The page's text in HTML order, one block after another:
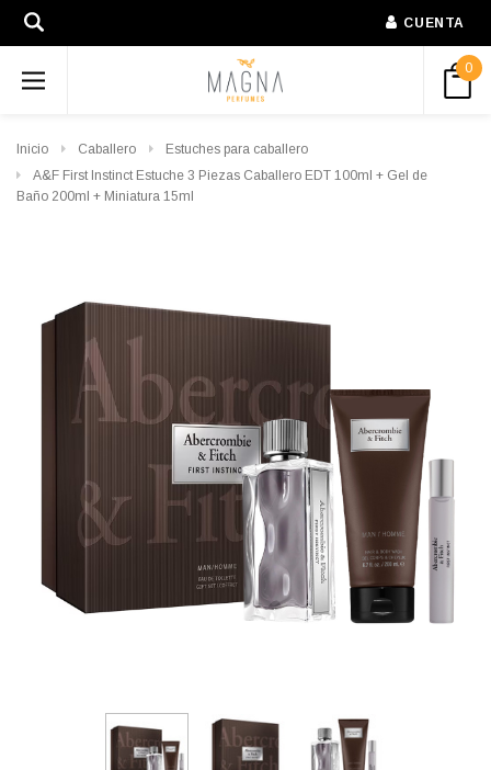
CUENTA
0
Inicio Caballero
Estuches para caballero
A&F First Instinct Estuche 3 Piezas Caballero EDT 100ml + Gel de
Baño 200ml + Miniatura 15ml